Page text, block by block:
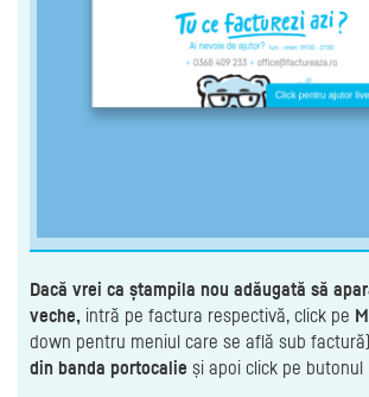
Dacă vrei ca ștampila nou adăugată să
veche, intră pe factura respectivă, click pe
down pentru meniul care se află sub
din banda portocalie și apoi click pe butonul